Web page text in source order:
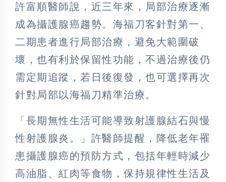
許富順醫師說，近三年來，局部治療逐漸
成為攝護腺癌趨勢。海福刀客針對第一、
二期患者進行局部治療，避免大範圍破
壞，也有利於保留性功能，不過治療後仍
需定期追蹤，若日後復發，也可選擇再次
針對局部以海福刀精準治療。
「長期無性生活可能導致射護腺結石與慢
性射護腺炎。」許醫師提醒，降低老年罹
患攝護腺癌的預防方式，包括年輕時減少
高油脂、紅肉等食物，保持規律性生活及